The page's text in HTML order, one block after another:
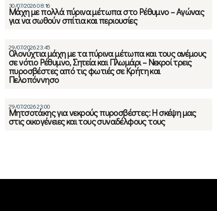
30/07/2026 08:16
Μάχη με πολλά πύρινα μέτωπα στο Ρέθυμνο – Αγώνας
για να σωθούν σπίτια και περιουσίες
29/07/2026 23:45
Ολονύχτια μάχη με τα πύρινα μέτωπα και τους ανέμους
σε νότιο Ρέθυμνο, Σητεία και Πλωμάρι – Νεκροί τρεις
πυροσβέστες από τις φωτιές σε Κρήτη και
Πελοπόννησο
29/07/2026 23:00
Μητσοτάκης για νεκρούς πυροσβέστες: Η σκέψη μας
στις οικογένειες και τους συναδέλφους τους